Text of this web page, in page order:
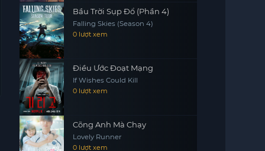
Bầu Trời Sụp Đổ (Phần 4)
Falling Skies (Season 4)
0 lượt xem
Điều Ước Đoạt Mạng
If Wishes Could Kill
0 lượt xem
Cõng Anh Mà Chạy
Lovely Runner
0 lượt xem